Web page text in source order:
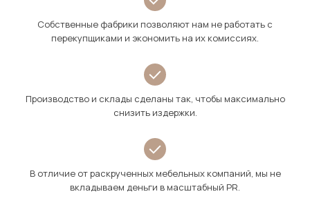
Собственные фабрики позволяют нам не работать с
перекупщиками и экономить на их комиссиях.
Производство и склады сделаны так, чтобы максимально
снизить издержки.
В отличие от раскрученных мебельных компаний, мы не
вкладываем деньги в масштабный PR.